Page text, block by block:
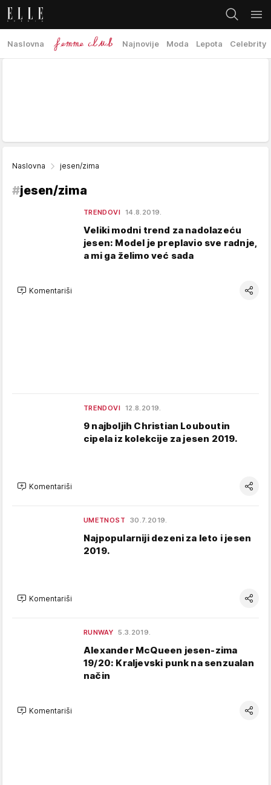
Naslovna Najnovije Moda Lepota Celebrity
Naslovna jesen/zima
#jesen/zima
TRENDOVI 14.8.2019.
Veliki modni trend za nadolazeću
jesen: Model je preplavio sve radnje,
a mi ga želimo već sada
Komentariši
TRENDOVI 12.8.2019.
9 najboljih Christian Louboutin
cipela iz kolekcije za jesen 2019.
Komentariši
UMETNOST 30.7.2019.
Najpopularniji dezeni za leto i jesen
2019.
Komentariši
RUNWAY 5.3.2019.
Alexander McQueen jesen-zima
19/20: Kraljevski punk na senzualan
način
Komentariši